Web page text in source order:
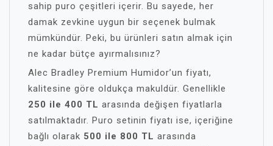
sahip puro çeşitleri içerir. Bu sayede, her
damak zevkine uygun bir seçenek bulmak
mümkündür. Peki, bu ürünleri satın almak için
ne kadar bütçe ayırmalısınız?
Alec Bradley Premium Humidor’un fiyatı,
kalitesine göre oldukça makuldür. Genellikle
250 ile 400 TL arasında değişen fiyatlarla
satılmaktadır. Puro setinin fiyatı ise, içeriğine
bağlı olarak 500 ile 800 TL arasında